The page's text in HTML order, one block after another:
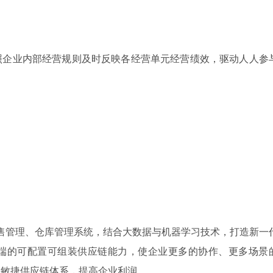
业内部经营规则及时反映各经营单元经营绩效，驱动人人参
理、仓库管理系统，结合大数据与机器学习技术，打造新一
可配置可组装供应链能力，使企业更多的协作、更多场景